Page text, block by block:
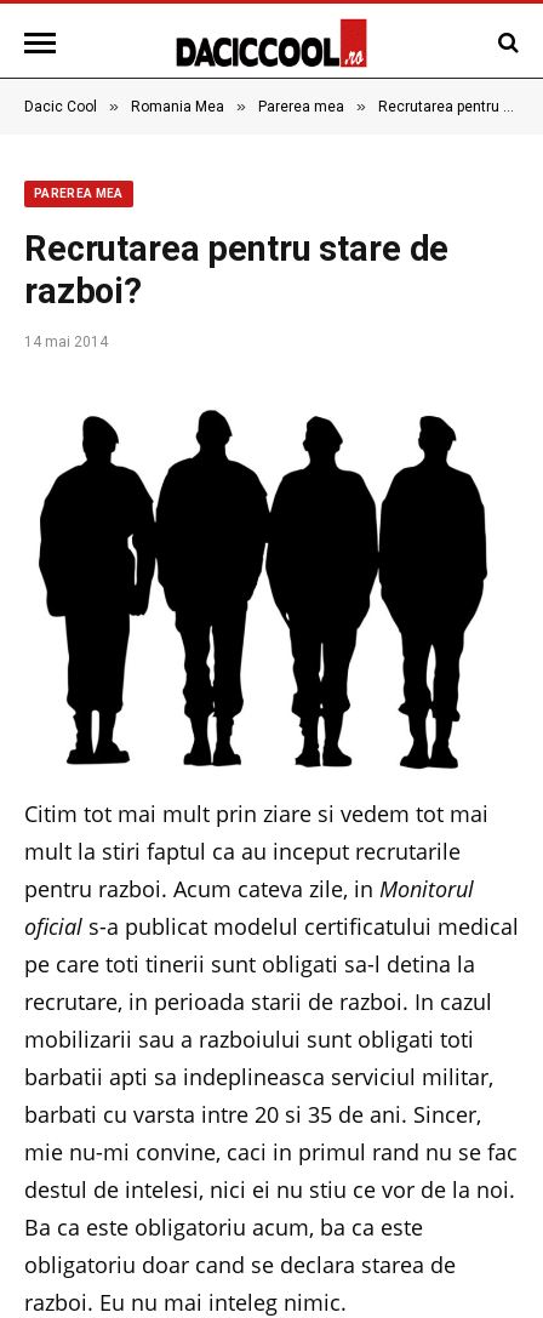
Dacic Cool » Romania Mea » Parerea mea » Recrutarea pentru stare de razboi?
PAREREA MEA
Recrutarea pentru stare de
razboi?
14 mai 2014
Citim tot mai mult prin ziare si vedem tot mai
mult la stiri faptul ca au inceput recrutarile
pentru razboi. Acum cateva zile, in Monitorul
oficial s-a publicat modelul certificatului medical
pe care toti tinerii sunt obligati sa-l detina la
recrutare, in perioada starii de razboi. In cazul
mobilizarii sau a razboiului sunt obligati toti
barbatii apti sa indeplineasca serviciul militar,
barbati cu varsta intre 20 si 35 de ani. Sincer,
mie nu-mi convine, caci in primul rand nu se fac
destul de intelesi, nici ei nu stiu ce vor de la noi.
Ba ca este obligatoriu acum, ba ca este
obligatoriu doar cand se declara starea de
razboi. Eu nu mai inteleg nimic.